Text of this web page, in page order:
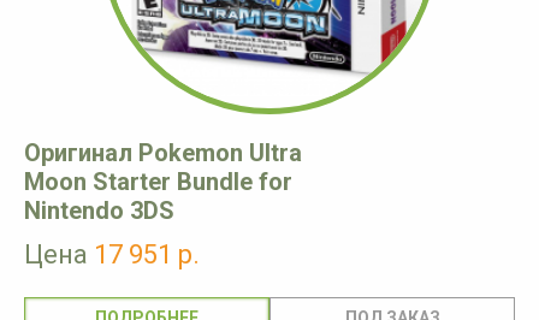
Оригинал Pokemon Ultra
Moon Starter Bundle for
Nintendo 3DS
Цена 17 951 р.